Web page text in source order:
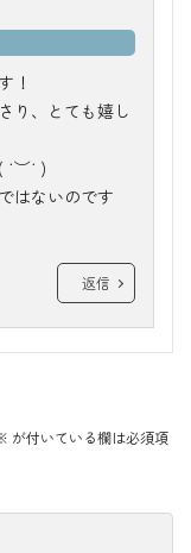
！
り、とても嬉し
)
はないのです
返信
が付いている欄は必須項